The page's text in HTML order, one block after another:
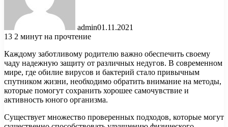
admin01.11.2021
13 2 минут на прочтение
Каждому заботливому родителю важно обеспечить своему
чаду надежную защиту от различных недугов. В современном
мире, где обилие вирусов и бактерий стало привычным
спутником жизни, необходимо обратить внимание на методы,
которые помогут сохранить хорошее самочувствие и
активность юного организма.
Существует множество проверенных подходов, которые могут